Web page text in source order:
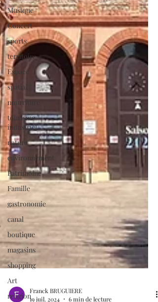
Musique
Concert
sports
territoire
Espace
spatial
nourriture
tourisme
industriel
nature
environnement
Patrimoine
Famille
gastronomie
canal
boutique
magasins
shopping
Art
religion